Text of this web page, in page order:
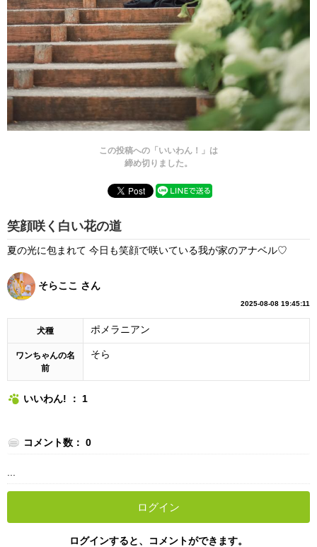
この投稿への「いいわん！」は
締め切りました。
笑顔咲く白い花の道
夏の光に包まれて 今日も笑顔で咲いている我が家のアナベル♡
そらここ さん
2025-08-08 19:45:11
犬種 ポメラニアン
ワンちゃんの名
前
そら
いいわん! ： 1
コメント数： 0
ログイン
ログインすると、コメントができます。